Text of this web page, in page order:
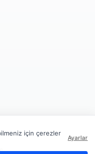
için çerezler
Ayarlar